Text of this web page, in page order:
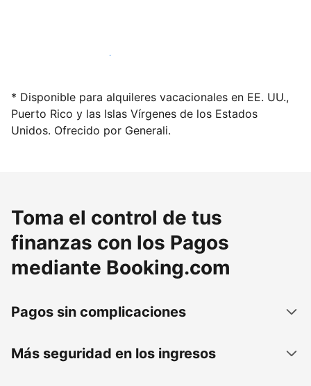
Alquila tu alojamiento hoy mismo
* Disponible para alquileres vacacionales en EE. UU.,
Puerto Rico y las Islas Vírgenes de los Estados
Unidos. Ofrecido por Generali.
Toma el control de tus
finanzas con los Pagos
mediante Booking.com
Pagos sin complicaciones
Más seguridad en los ingresos